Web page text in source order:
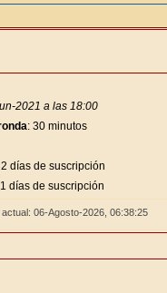
2021 a las 18:00
: 30 minutos
2 días de suscripción
1 días de suscripción
06-Agosto-2026, 06:38:26